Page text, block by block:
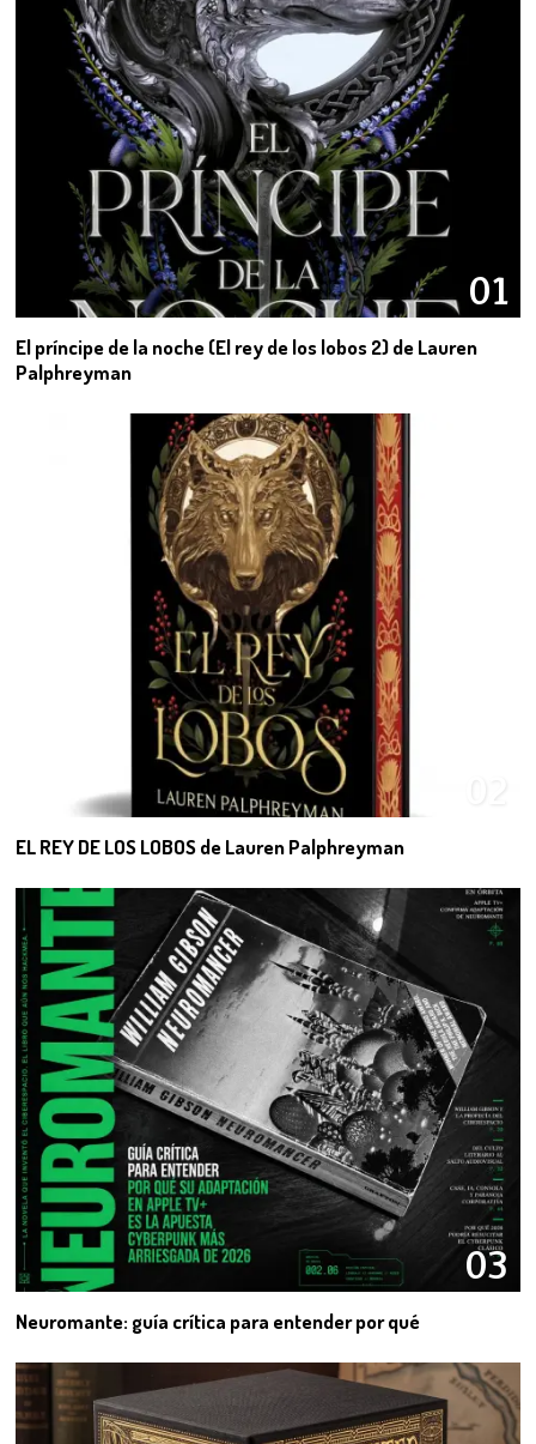
01
El príncipe de la noche (El rey de los lobos 2) de Lauren
Palphreyman
EL REY DE LOS LOBOS de Lauren Palphreyman
03
Neuromante: guía crítica para entender por qué